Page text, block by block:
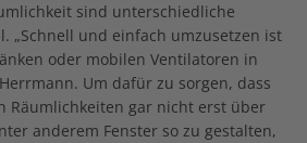
sind unterschiedliche
„Schnell und einfach umzusetzen ist
oder mobilen Ventilatoren in
Um dafür zu sorgen, dass
Räumlichkeiten gar nicht erst über
anderem Fenster so zu gestalten,